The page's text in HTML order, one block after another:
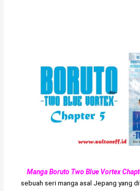
Manga Boruto Two Blue Vortex
sebuah seri manga asal Jepang yang